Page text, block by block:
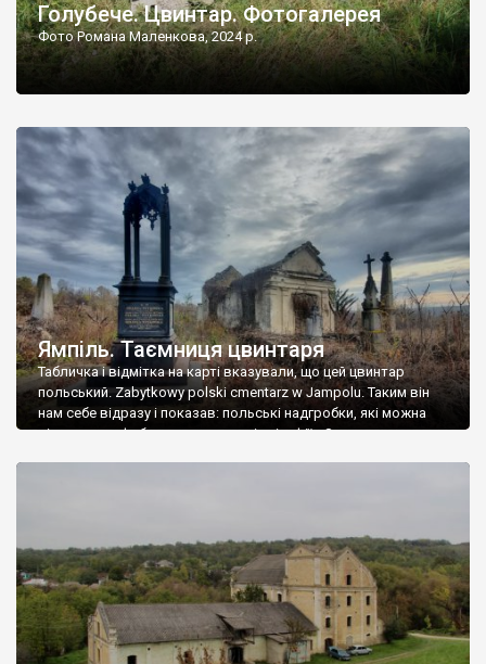
Голубече. Цвинтар. Фотогалерея
Фото Романа Маленкова, 2024 р.
Ямпіль. Таємниця цвинтаря
Табличка і відмітка на карті вказували, що цей цвинтар
польський. Zabytkowy polski cmentarz w Jampolu. Таким він
нам себе відразу і показав: польські надгробки, які можна
віднести до фабричних, польські епітафії… Загалом цвинтар